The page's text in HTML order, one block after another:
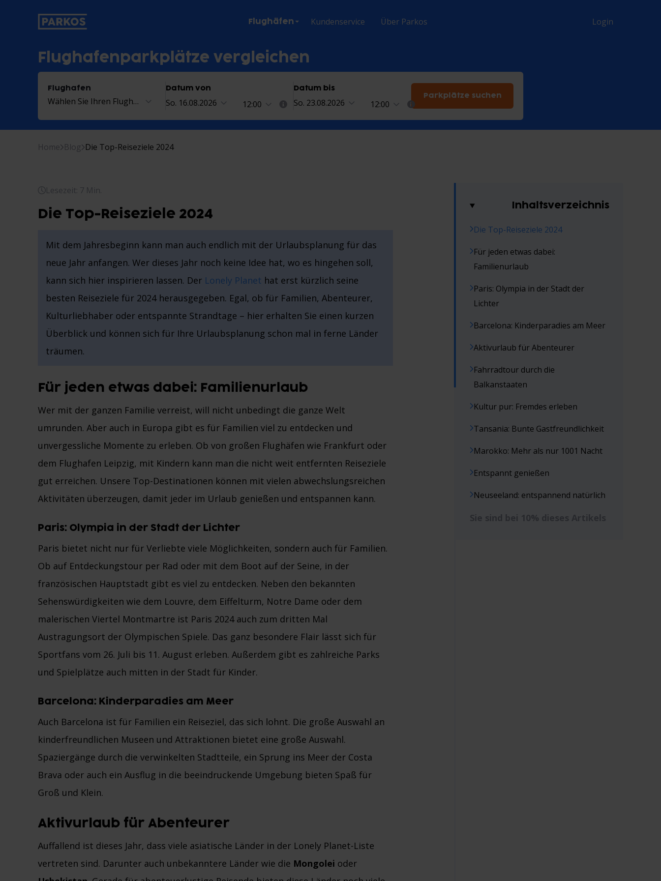
Flughäfen Kundenservice Über Parkos Login
Flughafenparkplätze vergleichen
Flughafen
Wählen Sie Ihren Flughafen
Datum von
So. 16.08.2026 12:00
Datum bis
So. 23.08.2026 12:00
Parkplätze suchen
Home Blog Die Top-Reiseziele 2024
Lesezeit: 7 Min.
Die Top-Reiseziele 2024
Mit dem Jahresbeginn kann man auch endlich mit der Urlaubsplanung für das
neue Jahr anfangen. Wer dieses Jahr noch keine Idee hat, wo es hingehen soll,
kann sich hier inspirieren lassen. Der Lonely Planet hat erst kürzlich seine
besten Reiseziele für 2024 herausgegeben. Egal, ob für Familien, Abenteurer,
Kulturliebhaber oder entspannte Strandtage – hier erhalten Sie einen kurzen
Überblick und können sich für Ihre Urlaubsplanung schon mal in ferne Länder
träumen.
Für jeden etwas dabei: Familienurlaub
Wer mit der ganzen Familie verreist, will nicht unbedingt die ganze Welt
umrunden. Aber auch in Europa gibt es für Familien viel zu entdecken und
unvergessliche Momente zu erleben. Ob von großen Flughäfen wie Frankfurt oder
dem Flughafen Leipzig, mit Kindern kann man die nicht weit entfernten Reiseziele
gut erreichen. Unsere Top-Destinationen können mit vielen abwechslungsreichen
Aktivitäten überzeugen, damit jeder im Urlaub genießen und entspannen kann.
Paris: Olympia in der Stadt der Lichter
Paris bietet nicht nur für Verliebte viele Möglichkeiten, sondern auch für Familien.
Ob auf Entdeckungstour per Rad oder mit dem Boot auf der Seine, in der
französischen Hauptstadt gibt es viel zu entdecken. Neben den bekannten
Sehenswürdigkeiten wie dem Louvre, dem Eiffelturm, Notre Dame oder dem
malerischen Viertel Montmartre ist Paris 2024 auch zum dritten Mal
Austragungsort der Olympischen Spiele. Das ganz besondere Flair lässt sich für
Sportfans vom 26. Juli bis 11. August erleben. Außerdem gibt es zahlreiche Parks
und Spielplätze auch mitten in der Stadt für Kinder.
Barcelona: Kinderparadies am Meer
Auch Barcelona ist für Familien ein Reiseziel, das sich lohnt. Die große Auswahl an
kinderfreundlichen Museen und Attraktionen bietet eine große Auswahl.
Spaziergänge durch die verwinkelten Stadtteile, ein Sprung ins Meer der Costa
Brava oder auch ein Ausflug in die beeindruckende Umgebung bieten Spaß für
Groß und Klein.
Aktivurlaub für Abenteurer
Auffallend ist dieses Jahr, dass viele asiatische Länder in der Lonely Planet-Liste
vertreten sind. Darunter auch unbekanntere Länder wie die Mongolei oder
Inhaltsverzeichnis
Die Top-Reiseziele 2024
Für jeden etwas dabei:
Familienurlaub
Paris: Olympia in der Stadt der
Lichter
Barcelona: Kinderparadies am Meer
Aktivurlaub für Abenteurer
Fahrradtour durch die
Balkanstaaten
Kultur pur: Fremdes erleben
Tansania: Bunte Gastfreundlichkeit
Marokko: Mehr als nur 1001 Nacht
Entspannt genießen
Neuseeland: entspannend natürlich